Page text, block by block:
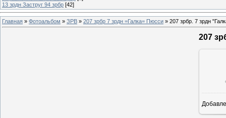
13 зрдн Заструг 94 зрбр [42]
Главная » Фотоальбом » ЗРВ » 207 зрбр 7 зрдн =Галка= Пюсси » 207 зрбр. 7 зрдн
207